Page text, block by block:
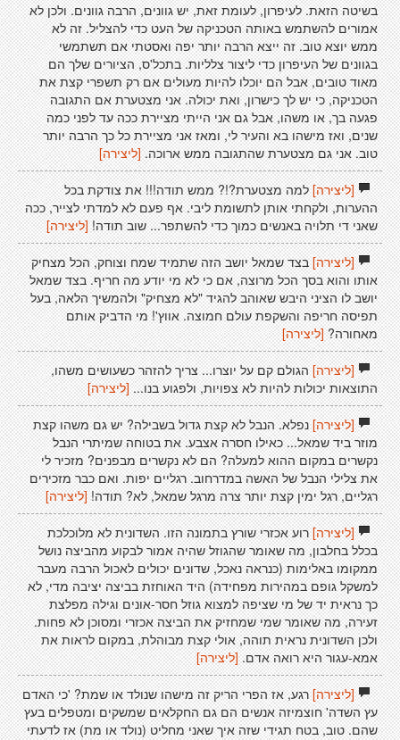
בשיטה הזאת. לעיפרון, לעומת זאת, יש גוונים, הרבה גוונים. ולכן לא
אמורים להשתמש באותה הטכניקה של העט כדי להצליל. זה לא
ממש יוצא טוב. זה ייצא הרבה יותר יפה ואסטתי אם תשתמשי
בגוונים של העיפרון כדי ליצור צלליות. בתכל'ס, הציורים שלך הם
מאוד טובים, אבל הם יוכלו להיות מעולים אם רק תשפרי קצת את
הטכניקה, כי יש לך כישרון, ואת יכולה. אני מצטערת אם התגובה
פגעה בך, או משהו, אבל גם אני הייתי מציירת ככה עד לפני כמה
שנים, ואז מישהו בא והעיר לי, ומאז אני מציירת כל כך הרבה יותר
טוב. אני גם מצטערת שהתגובה ממש ארוכה.[ליצירה]
[ליצירה]למה מצטערת?!? ממש תודה!!! את צודקת בכל
ההערות, ולקחתי אותן לתשומת ליבי. אף פעם לא למדתי לצייר, ככה
שאני די תלויה באנשים כמוך כדי להשתפר... שוב תודה![ליצירה]
[ליצירה]בצד שמאל יושב הזה שתמיד שמח וצוחק, הכל מצחיק
אותו והוא בסך הכל מרוצה, אם כי לא מי יודע מה חריף. בצד שמאל
יושב לו הציני היבש שאוהב להגיד "לא מצחיק" ולהמשיך הלאה, בעל
תפיסה חריפה והשקפת עולם חמוצה. אווץ'! מי הדביק אותם
מאחורה? [ליצירה]
[ליצירה]הגולם קם על יוצרו... צריך להזהר כשעושים משהו,
התוצאות יכולות להיות לא צפויות, ולפגוע בנו... [ליצירה]
[ליצירה]נפלא. הנבל לא קצת גדול בשבילה? יש גם משהו קצת
מוזר ביד שמאל... כאילו חסרה אצבע. את בטוחה שמיתרי הנבל
נקשרים במקום ההוא למעלה? הם לא נקשרים מבפנים? מזכיר לי
את צלילי הנבל של האשה במדרחוב. רגליים יפות. ואם כבר מזכירים
רגליים, רגל ימין קצת יותר צרה מרגל שמאל, לא? תודה! [ליצירה]
[ליצירה]רוע אכזרי שורץ בתמונה הזו. השדונית לא מלוכלכת
בכלל בחלבון, מה שאומר שהגוזל שהיה אמור לבקוע מהביצה נושל
ממקומו באלימות (כנראה נאכל, שדונים יכולים לאכול הרבה מעבר
למשקל גופם במהירות מפחידה) היד האוחזת בביצה יציבה מדי, לא
כך נראית יד של מי שציפה למצוא גוזל חסר-אונים וגילה מפלצת
זעירה, מה שאומר שמי שמחזיק את הביצה אכזרי ומסוכן לא פחות.
ולכן השדונית נראית תוהה, אולי קצת מבוהלת, במקום לראות את
אמא-עגור היא רואה אדם. [ליצירה]
[ליצירה]רגע, אז הפרי הריק זה מישהו שנולד או שמת? 'כי האדם
עץ השדה' חוצמיזה אנשים הם גם החקלאים שמשקים ומטפלים בעץ
שהם. טוב, בטח תגידי שזה איך שאני מחליט (נולד או מת) אז לדעתי